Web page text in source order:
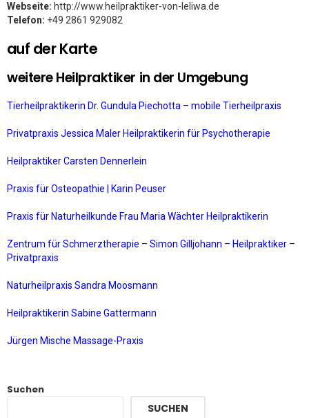
Webseite: http://www.heilpraktiker-von-leliwa.de
Telefon: +49 2861 929082
auf der Karte
weitere Heilpraktiker in der Umgebung
Tierheilpraktikerin Dr. Gundula Piechotta – mobile Tierheilpraxis
Privatpraxis Jessica Maler Heilpraktikerin für Psychotherapie
Heilpraktiker Carsten Dennerlein
Praxis für Osteopathie | Karin Peuser
Praxis für Naturheilkunde Frau Maria Wächter Heilpraktikerin
Zentrum für Schmerztherapie – Simon Gilljohann – Heilpraktiker –
Privatpraxis
Naturheilpraxis Sandra Moosmann
Heilpraktikerin Sabine Gattermann
Jürgen Mische Massage-Praxis
Suchen
SUCHEN